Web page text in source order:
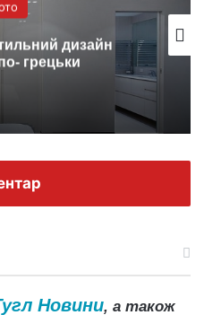
дизайн
грецьки
Новини, а також